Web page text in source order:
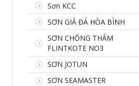
Sơn KCC
SƠN GIẢ ĐÁ HÒA BÌNH
SƠN CHỐNG THẤM
FLINTKOTE NO3
SƠN JOTUN
SƠN SEAMASTER